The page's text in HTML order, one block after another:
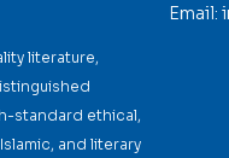
literature,
standard ethical,
and literary
Email: